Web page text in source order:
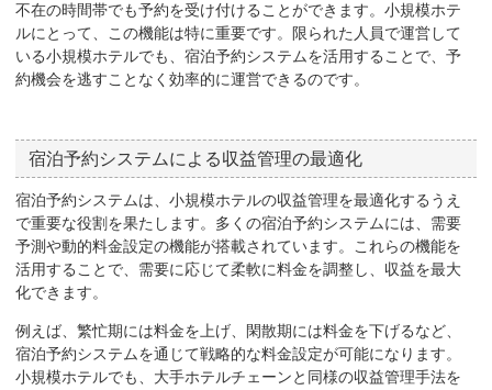
不在の時間帯でも予約を受け付けることができます。小規模ホテ
ルにとって、この機能は特に重要です。限られた人員で運営して
いる小規模ホテルでも、宿泊予約システムを活用することで、予
約機会を逃すことなく効率的に運営できるのです。
宿泊予約システムによる収益管理の最適化
宿泊予約システムは、小規模ホテルの収益管理を最適化するうえ
で重要な役割を果たします。多くの宿泊予約システムには、需要
予測や動的料金設定の機能が搭載されています。これらの機能を
活用することで、需要に応じて柔軟に料金を調整し、収益を最大
化できます。
例えば、繁忙期には料金を上げ、閑散期には料金を下げるなど、
宿泊予約システムを通じて戦略的な料金設定が可能になります。
小規模ホテルでも、大手ホテルチェーンと同様の収益管理手法を